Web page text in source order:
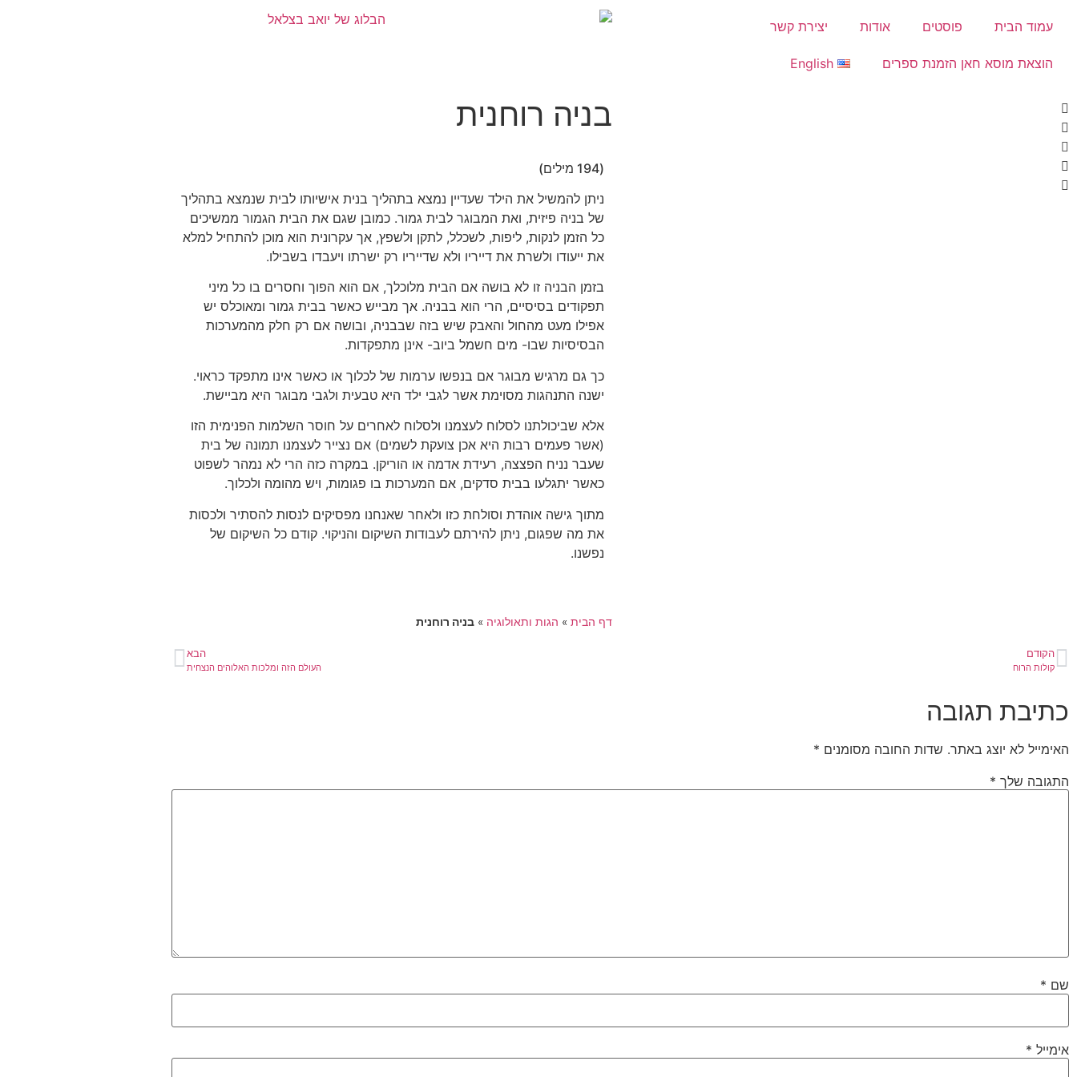
עמוד הבית פוסטים אודות יצירת קשר
הוצאת מוסא חאן הזמנת ספרים English
בניה רוחנית
(194 מילים)
ניתן להמשיל את הילד שעדיין נמצא בתהליך בנית אישיותו לבית שנמצא בתהליך
של בניה פיזית, ואת המבוגר לבית גמור. כמובן שגם את הבית הגמור ממשיכים
כל הזמן לנקות, ליפות, לשכלל, לתקן ולשפץ, אך עקרונית הוא מוכן להתחיל למלא
את ייעודו ולשרת את דייריו ולא שדייריו רק ישרתו ויעבדו בשבילו.
בזמן הבניה זו לא בושה אם הבית מלוכלך, אם הוא הפוך וחסרים בו כל מיני
תפקודים בסיסיים, הרי הוא בבניה. אך מבייש כאשר בבית גמור ומאוכלס יש
אפילו מעט מהחול והאבק שיש בזה שבבניה, ובושה אם רק חלק מהמערכות
הבסיסיות שבו- מים חשמל ביוב- אינן מתפקדות.
כך גם מרגיש מבוגר אם בנפשו ערמות של לכלוך או כאשר אינו מתפקד כראוי.
ישנה התנהגות מסוימת אשר לגבי ילד היא טבעית ולגבי מבוגר היא מביישת.
אלא שביכולתנו לסלוח לעצמנו ולסלוח לאחרים על חוסר השלמות הפנימית הזו
(אשר פעמים רבות היא אכן צועקת לשמים) אם נצייר לעצמנו תמונה של בית
שעבר נניח הפצצה, רעידת אדמה או הוריקן. במקרה כזה הרי לא נמהר לשפוט
כאשר יתגלעו בבית סדקים, אם המערכות בו פגומות, ויש מהומה ולכלוך.
מתוך גישה אוהדת וסולחת כזו ולאחר שאנחנו מפסיקים לנסות להסתיר ולכסות
את מה שפגום, ניתן להירתם לעבודות השיקום והניקוי. קודם כל השיקום של
נפשנו.
דף הבית » הגות ותאולוגיה » בניה רוחנית
הקודם
קולות הרוח
הבא
העולם הזה ומלכות האלוהים הנצחית
כתיבת תגובה
האימייל לא יוצג באתר. שדות החובה מסומנים *
התגובה שלך *
שם *
אימייל *